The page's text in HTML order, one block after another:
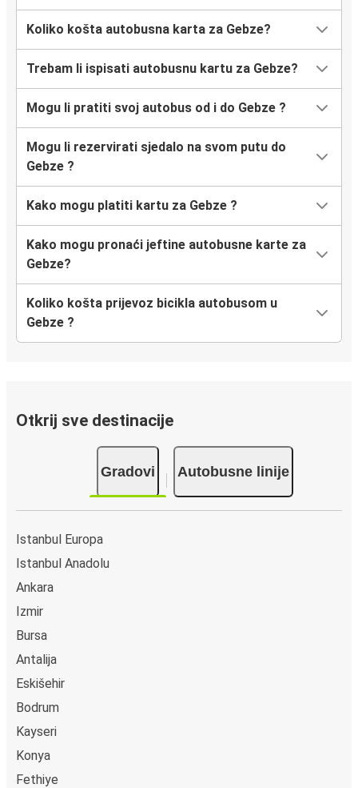
Koliko košta autobusna karta za Gebze?
Trebam li ispisati autobusnu kartu za Gebze?
Mogu li pratiti svoj autobus od i do Gebze ?
Mogu li rezervirati sjedalo na svom putu do
Gebze ?
Kako mogu platiti kartu za Gebze ?
Kako mogu pronaći jeftine autobusne karte za
Gebze?
Koliko košta prijevoz bicikla autobusom u
Gebze ?
Otkrij sve destinacije
Gradovi Autobusne linije
Istanbul Europa
Istanbul Anadolu
Ankara
Izmir
Bursa
Antalija
Eskišehir
Bodrum
Kayseri
Konya
Fethiye